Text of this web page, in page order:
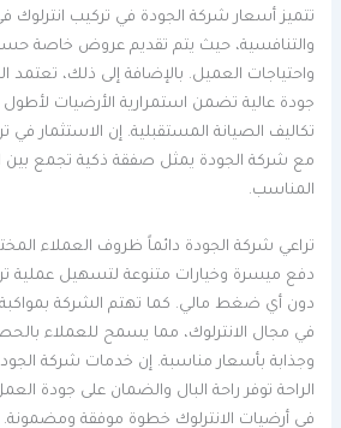
تتميز أسعار شركة الجودة في تركيب انترلوك في
والتنافسية، حيث يتم تقديم عروض خاصة
واحتياجات العميل. بالإضافة إلى ذلك، تعتمد
جودة عالية تضمن استمرارية الأرضيات
تكاليف الصيانة المستقبلية. إن الاستثمار في
مع شركة الجودة يمثل صفقة ذكية تجمع بين
المناسب.
تراعي شركة الجودة دائماً ظروف العملاء
دفع ميسرة وخيارات متنوعة لتسهيل عملية
دون أي ضغط مالي. كما تهتم الشركة
في مجال الانترلوك، مما يسمح للعملاء
وجذابة بأسعار مناسبة. إن خدمات شركة
الراحة توفر راحة البال والضمان على جودة
في أرضيات الانترلوك خطوة موفقة ومضمونة.